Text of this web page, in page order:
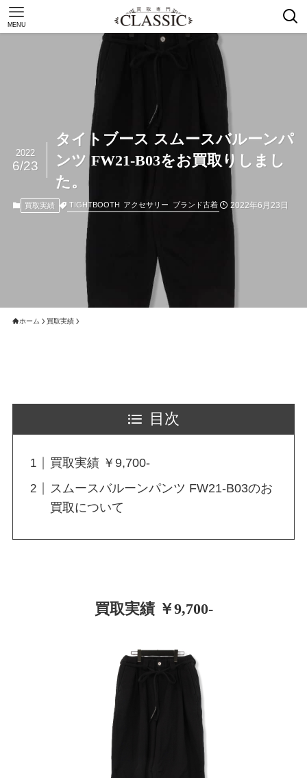
MENU
タイトブース スムースバルーンパ
ンツ FW21-B03をお買取りしまし
た。
2022
6/23
買取実績 TIGHTBOOTH アクセサリー ブランド古着 2022年6月23日
ホーム 買取実績
目次
買取実績 ￥9,700-
スムースバルーンパンツ FW21-B03のお
買取について
買取実績 ￥9,700-